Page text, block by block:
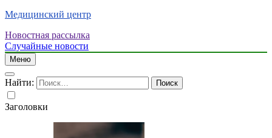
Медицинский центр
Новостная рассылка
Случайные новости
Меню
Найти:
Заголовки